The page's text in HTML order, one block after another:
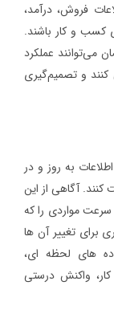
فروش، درآمد،
کسب و کار باشند.
می‌توانند عملکرد
کنند و تصمیم‌گیری‌
به روز و در
آگاهی از این
سرعت مواردی را که
برای تغییر آن ها
های لحظه‌ ای،
واکنش درستی